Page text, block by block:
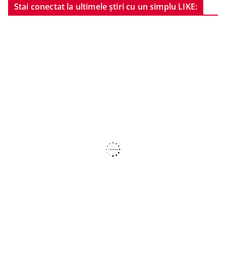
Stai conectat la ultimele știri cu un simplu LIKE: